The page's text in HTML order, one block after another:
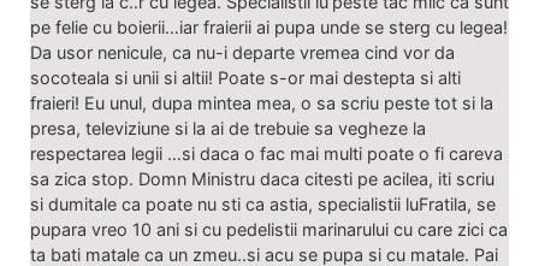
pe felie cu boierii…iar fraierii ai pupa unde se sterg cu legea!
Da usor nenicule, ca nu-i departe vremea cind vor da
socoteala si unii si altii! Poate s-or mai destepta si alti
fraieri! Eu unul, dupa mintea mea, o sa scriu peste tot si la
presa, televiziune si la ai de trebuie sa vegheze la
respectarea legii …si daca o fac mai multi poate o fi careva
sa zica stop. Domn Ministru daca citesti pe acilea, iti scriu
si dumitale ca poate nu sti ca astia, specialistii luFratila, se
pupara vreo 10 ani si cu pedelistii marinarului cu care zici ca
ta bati matale ca un zmeu..si acu se pupa si cu matale. Pai